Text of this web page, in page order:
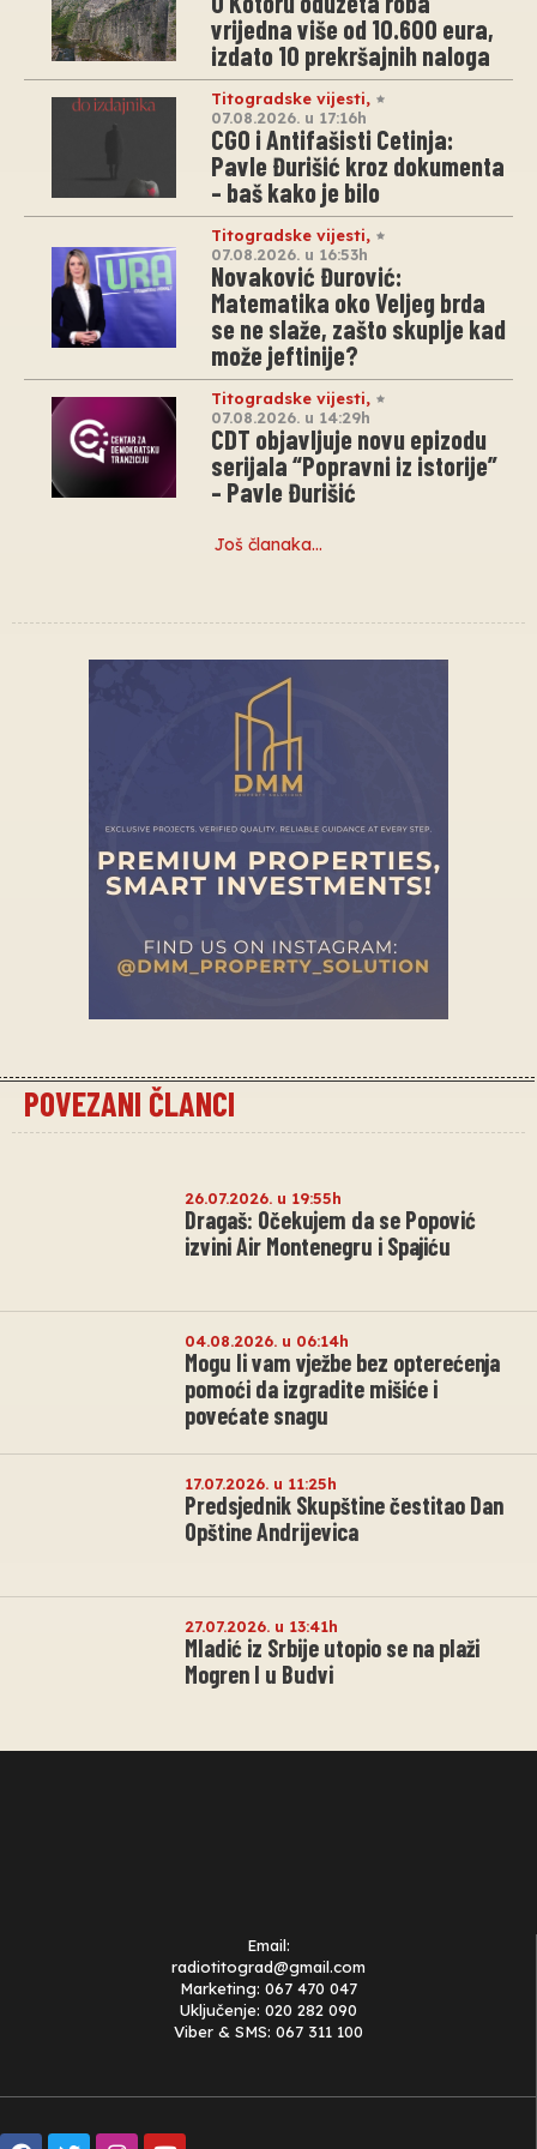
vrijedna više od 10.600 eura,
izdato 10 prekršajnih naloga
Titogradske vijesti,
07.08.2026. u 17:16h
CGO i Antifašisti Cetinja:
Pavle Đurišić kroz dokumenta
– baš kako je bilo
Titogradske vijesti,
07.08.2026. u 16:53h
Novaković Đurović:
Matematika oko Veljeg brda
se ne slaže, zašto skuplje kad
može jeftinije?
Titogradske vijesti,
07.08.2026. u 14:29h
CDT objavljuje novu epizodu
serijala “Popravni iz istorije”
– Pavle Đurišić
Još članaka…
POVEZANI ČLANCI
26.07.2026. u 19:55h
Dragaš: Očekujem da se Popović
izvini Air Montenegru i Spajiću
04.08.2026. u 06:14h
Mogu li vam vježbe bez opterećenja
pomoći da izgradite mišiće i
povećate snagu
17.07.2026. u 11:25h
Predsjednik Skupštine čestitao Dan
Opštine Andrijevica
27.07.2026. u 13:41h
Mladić iz Srbije utopio se na plaži
Mogren I u Budvi
Email:
radiotitograd@gmail.com
Marketing: 067 470 047
Uključenje: 020 282 090
Viber & SMS: 067 311 100